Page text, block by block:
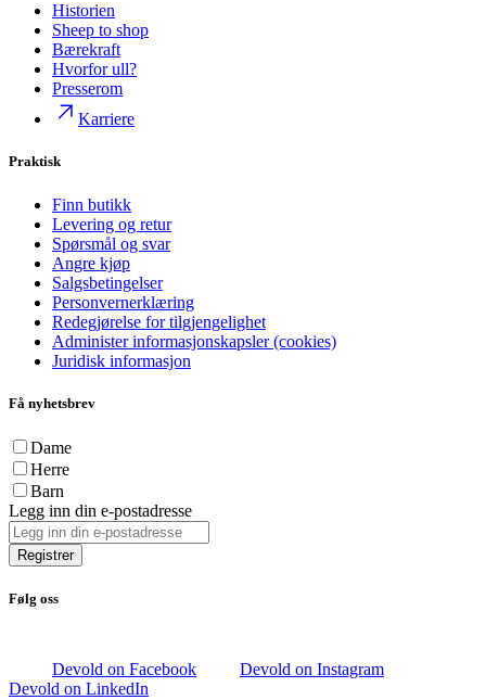
Historien
Sheep to shop
Bærekraft
Hvorfor ull?
Presserom
Karriere
Praktisk
Finn butikk
Levering og retur
Spørsmål og svar
Angre kjøp
Salgsbetingelser
Personvernerklæring
Redegjørelse for tilgjengelighet
Administer informasjonskapsler (cookies)
Juridisk informasjon
Få nyhetsbrev
Dame
Herre
Barn
Legg inn din e-postadresse
Registrer
Følg oss
Devold on Facebook
Devold on Instagram
Devold on LinkedIn